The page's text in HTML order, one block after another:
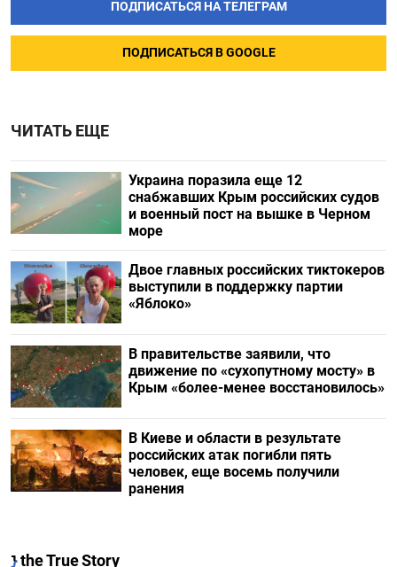
ПОДПИСАТЬСЯ НА ТЕЛЕГРАМ
ПОДПИСАТЬСЯ В GOOGLE
ЧИТАТЬ ЕЩЕ
Украина поразила еще 12
снабжавших Крым российских судов
и военный пост на вышке в Черном
море
Двое главных российских тиктокеров
выступили в поддержку партии
«Яблоко»
В правительстве заявили, что
движение по «сухопутному мосту» в
Крым «более-менее восстановилось»
В Киеве и области в результате
российских атак погибли пять
человек, еще восемь получили
ранения